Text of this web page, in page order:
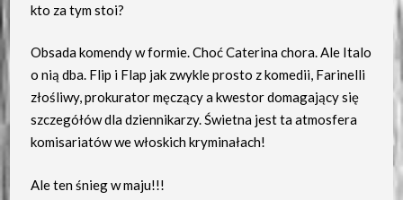
kto za tym stoi?
Obsada komendy w formie. Choć Caterina chora. Ale Italo
o nią dba. Flip i Flap jak zwykle prosto z komedii, Farinelli
złośliwy, prokurator męczący a kwestor domagający się
szczegółów dla dziennikarzy. Świetna jest ta atmosfera
komisariatów we włoskich kryminałach!
Ale ten śnieg w maju!!!